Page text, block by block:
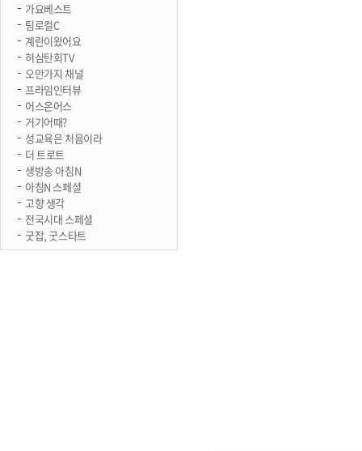
가요베스트
팀로컬C
계란이왔어요
허심탄회TV
오만가지 채널
프라임인터뷰
어스온어스
거기어때?
성교육은 처음이라
더 트로트
생방송 아침N
아침N 스페셜
고향 생각
전국시대 스페셜
굿잡, 굿스타트